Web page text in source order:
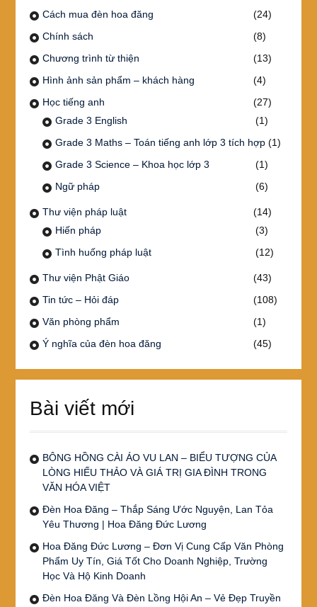
Cách mua đèn hoa đăng
(24)
Chính sách
(8)
Chương trình từ thiện
(13)
Hình ảnh sản phẩm – khách hàng
(4)
Học tiếng anh
(27)
Grade 3 English
(1)
Grade 3 Maths – Toán tiếng anh lớp 3 tích hợp(1)
Grade 3 Science – Khoa học lớp 3
(1)
Ngữ pháp
(6)
Thư viện pháp luật
(14)
Hiến pháp
(3)
Tình huống pháp luật
(12)
Thư viện Phật Giáo
(43)
Tin tức – Hỏi đáp
(108)
Văn phòng phẩm
(1)
Ý nghĩa của đèn hoa đăng
(45)
Bài viết mới
BÔNG HỒNG CÀI ÁO VU LAN – BIỂU TƯỢNG CỦA
LÒNG HIẾU THẢO VÀ GIÁ TRỊ GIA ĐÌNH TRONG
VĂN HÓA VIỆT
Đèn Hoa Đăng – Thắp Sáng Ước Nguyện, Lan Tỏa
Yêu Thương | Hoa Đăng Đức Lương
Hoa Đăng Đức Lương – Đơn Vị Cung Cấp Văn Phòng
Phẩm Uy Tín, Giá Tốt Cho Doanh Nghiệp, Trường
Học Và Hộ Kinh Doanh
Đèn Hoa Đăng Và Đèn Lồng Hội An – Vẻ Đẹp Truyền